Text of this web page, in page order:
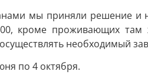
мы приняли решение и
кроме проживающих
необходимый
по 4 октября.